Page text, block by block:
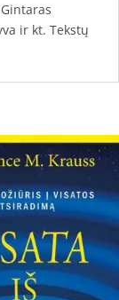
ir kt. Tekstų